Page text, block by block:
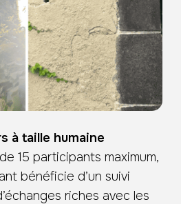
à taille humaine
15 participants maximum,
bénéficie d’un suivi
riches avec les